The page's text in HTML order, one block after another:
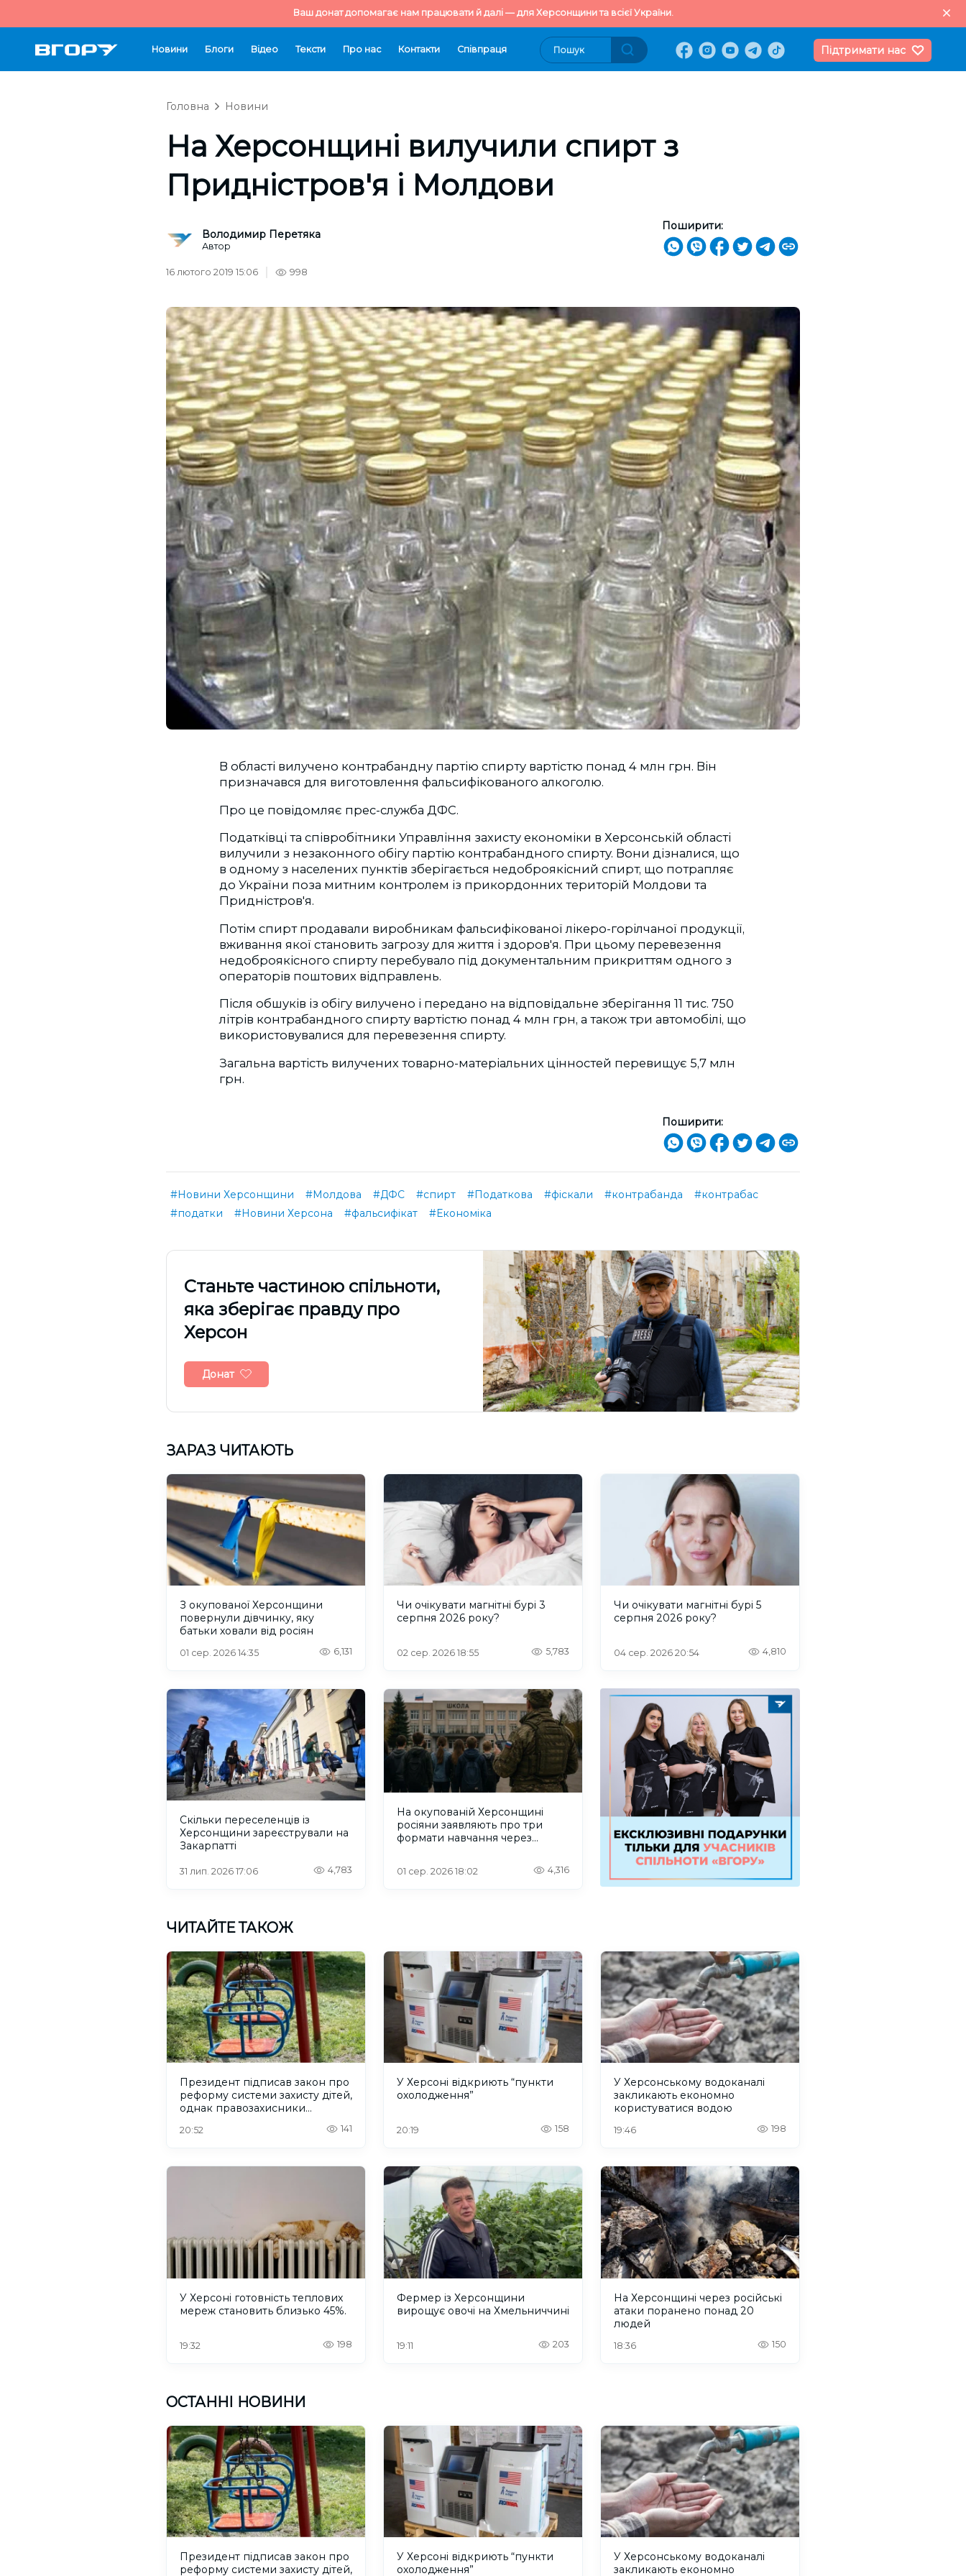
Ваш донат допомагає нам працювати й далі — для Херсонщини та всієї України.
Новини Блоги Відео Тексти Про нас Контакти Cпівпраця Підтримати нас
Головна Новини
На Херсонщині вилучили спирт з
Придністров'я і Молдови
Володимир Перетяка
Автор
Поширити:
16 лютого 2019 15:06 998
В області вилучено контрабандну партію спирту вартістю понад 4 млн грн. Він
призначався для виготовлення фальсифікованого алкоголю.
Про це повідомляє прес-служба ДФС.
Податківці та співробітники Управління захисту економіки в Херсонській області
вилучили з незаконного обігу партію контрабандного спирту. Вони дізналися, що
в одному з населених пунктів зберігається недоброякісний спирт, що потрапляє
до України поза митним контролем із прикордонних територій Молдови та
Придністров'я.
Потім спирт продавали виробникам фальсифікованої лікеро-горілчаної продукції,
вживання якої становить загрозу для життя і здоров'я. При цьому перевезення
недоброякісного спирту перебувало під документальним прикриттям одного з
операторів поштових відправлень.
Після обшуків із обігу вилучено і передано на відповідальне зберігання 11 тис. 750
літрів контрабандного спирту вартістю понад 4 млн грн, а також три автомобілі, що
використовувалися для перевезення спирту.
Загальна вартість вилучених товарно-матеріальних цінностей перевищує 5,7 млн
грн.
Поширити:
#Новини Херсонщини #Молдова #ДФС #спирт #Податкова #фіскали #контрабанда
#контрабас
#податки
#Новини Херсона #фальсифікат #Економіка
Cтаньте частиною спільноти,
яка зберігає правду про
Херсон
Донат
ЗАРАЗ ЧИТАЮТЬ
З окупованої Херсонщини
повернули дівчинку, яку
батьки ховали від росіян
01 сер. 2026 14:35 6,131
Чи очікувати магнітні бурі 3
серпня 2026 року?
02 сер. 2026 18:55 5,783
Чи очікувати магнітні бурі 5
серпня 2026 року?
04 сер. 2026 20:54 4,810
Скільки переселенців із
Херсонщини зареєстрували на
Закарпатті
31 лип. 2026 17:06 4,783
На окупованій Херсонщині
росіяни заявляють про три
формати навчання через
01 сер. 2026 18:02 4,316
ЧИТАЙТЕ ТАКОЖ
Президент підписав закон про
реформу системи захисту дітей,
однак правозахисники
20:52 141
У Херсоні відкриють “пункти
охолодження”
20:19 158
У Херсонському водоканалі
закликають економно
користуватися водою
19:46 198
У Херсоні готовність теплових
мереж становить близько 45%.
19:32 198
Фермер із Херсонщини
вирощує овочі на Хмельниччині
19:11 203
На Херсонщині через російські
атаки поранено понад 20
людей
18:36 150
ОСТАННІ НОВИНИ
Президент підписав закон про
реформу системи захисту дітей,
У Херсоні відкриють “пункти
охолодження”
У Херсонському водоканалі
закликають економно